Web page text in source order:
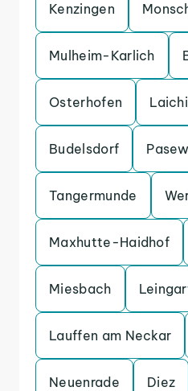
Kenzingen
Mulheim-Karlich
Osterhofen
Budelsdorf
Tangermunde
Maxhutte-Haidhof
Miesbach
Lauffen am Neckar
Neuenrade Diez